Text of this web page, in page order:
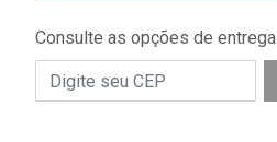
Consulte as opções de entrega